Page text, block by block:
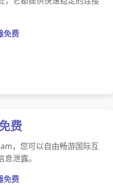
免费
费
，您可以自由畅游国际互
泄露。
免费